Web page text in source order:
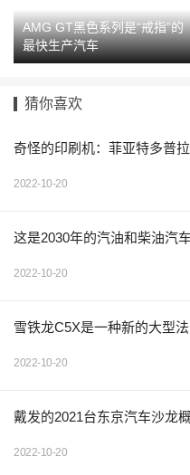
AMG GT黑色系列是“戒指”的
最快生产汽车
猜你喜欢
奇怪的印刷机：菲亚特多普
2022-10-20
这是2030年的汽油和柴油汽
2022-10-20
雪铁龙C5X是一种新的大型
2022-10-20
戴发的2021台东京汽车沙龙
2022-10-20